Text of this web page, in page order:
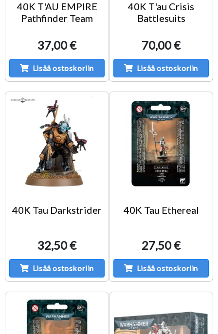
40K T'AU EMPIRE
Pathfinder Team
37,00 €
Lisää ostoskoriin
40K T'au Crisis
Battlesuits
70,00 €
Lisää ostoskoriin
40K Tau Darkstrider
32,50 €
Lisää ostoskoriin
40K Tau Ethereal
27,50 €
Lisää ostoskoriin